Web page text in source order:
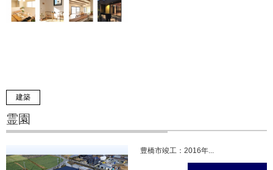
建築
霊園
豊橋市竣工：2016年...